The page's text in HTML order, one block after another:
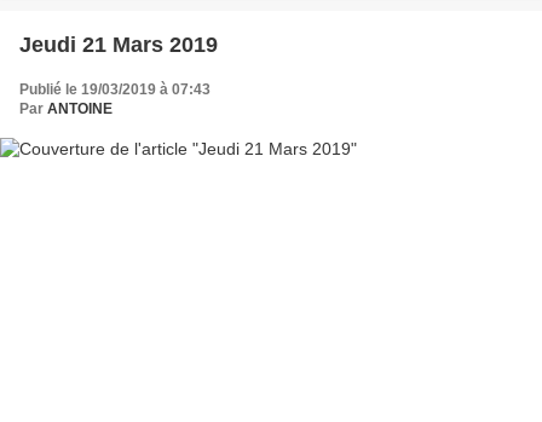
Jeudi 21 Mars 2019
Publié le 19/03/2019 à 07:43
Par ANTOINE